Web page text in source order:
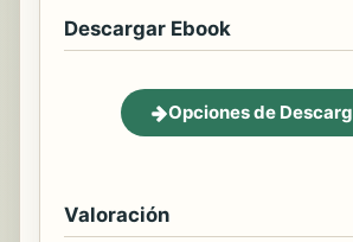
Descargar Ebook
Opciones de
Valoración